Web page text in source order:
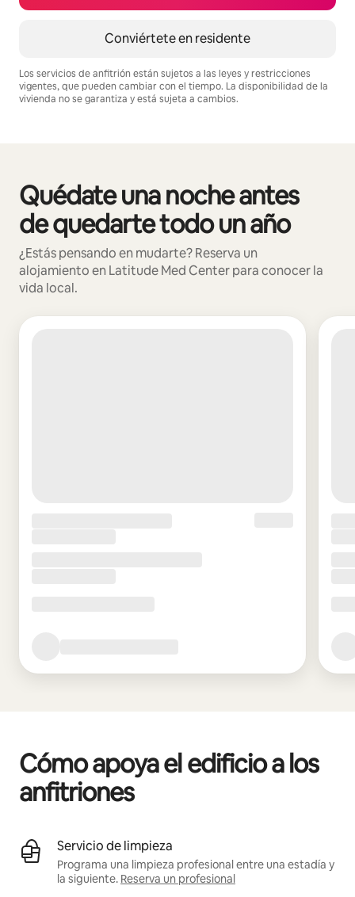
Conviértete en residente
Los servicios de anfitrión están sujetos a las leyes y restricciones
vigentes, que pueden cambiar con el tiempo. La disponibilidad de la
vivienda no se garantiza y está sujeta a cambios.
Quédate una noche antes
de quedarte todo un año
¿Estás pensando en mudarte? Reserva un
alojamiento en Latitude Med Center para conocer la
vida local.
Se muestran0 de 0 elementos
Cómo apoya el edificio a los
anfitriones
Servicio de limpieza
Programa una limpieza profesional entre una estadía y
la siguiente. Reserva un profesional